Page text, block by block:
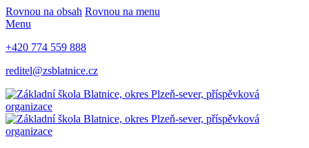
Rovnou na obsah Rovnou na menu
Menu
+420 774 559 888
reditel@zsblatnice.cz